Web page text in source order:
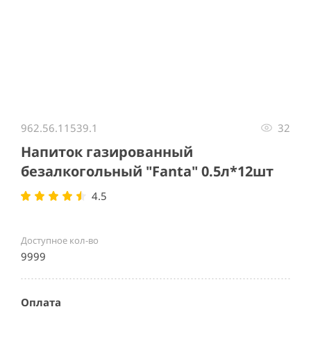
962.56.11539.1 32
Напиток газированный
безалкогольный "Fanta" 0.5л*12шт
4.5
Доступное кол-во
9999
Оплата